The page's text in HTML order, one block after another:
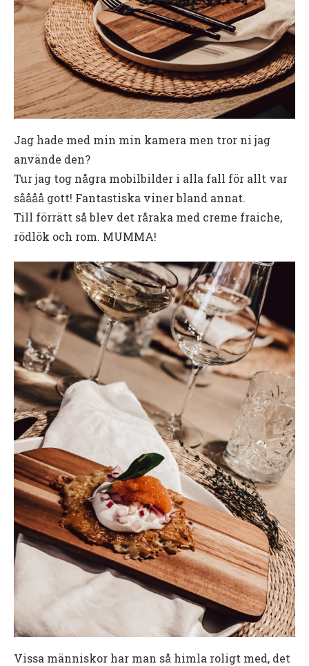
Jag hade med min min kamera men tror ni jag
använde den?
Tur jag tog några mobilbilder i alla fall för allt var
såååå gott! Fantastiska viner bland annat.
Till förrätt så blev det råraka med creme fraiche,
rödlök och rom. MUMMA!
Vissa människor har man så himla roligt med, det